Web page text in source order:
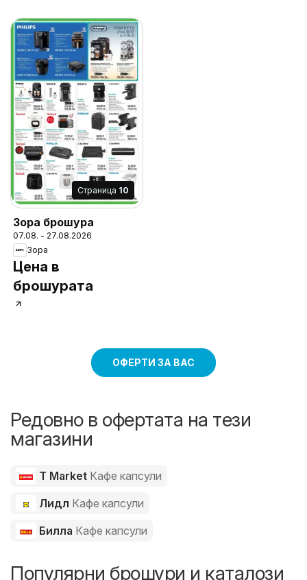
Cтраница 10
Зора брошура
07.08. - 27.08.2026
Зора
Цена в
брошурата
ОФЕРТИ ЗА ВАС
Редовно в офертата на тези
магазини
T Market Кафе капсули
Лидл Кафе капсули
Билла Кафе капсули
Популярни брошури и каталози